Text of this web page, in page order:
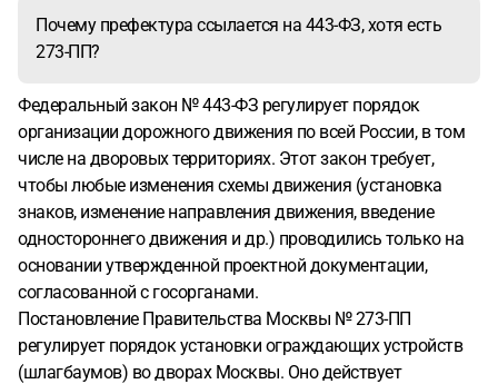
Почему префектура ссылается на 443-ФЗ, хотя есть
273-ПП?
Федеральный закон № 443-ФЗ регулирует порядок
организации дорожного движения по всей России, в том
числе на дворовых территориях. Этот закон требует,
чтобы любые изменения схемы движения (установка
знаков, изменение направления движения, введение
одностороннего движения и др.) проводились только на
основании утвержденной проектной документации,
согласованной с госорганами.
Постановление Правительства Москвы № 273-ПП
регулирует порядок установки ограждающих устройств
(шлагбаумов) во дворах Москвы. Оно действует